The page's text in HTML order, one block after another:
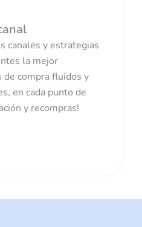
canales y estrategias
la mejor
de compra fluidos y
en cada punto de
y recompras!